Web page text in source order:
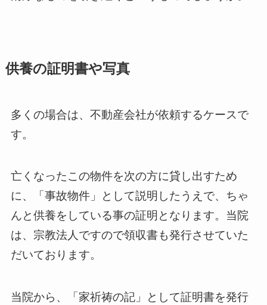
供養の証明書や写真
多くの場合は、不動産会社が依頼するケースで
す。
亡くなったこの物件を次の方に貸し出すため
に、「事故物件」として説明したうえで、ちゃ
んと供養をしている事の証明となります。当院
は、宗教法人ですので領収書も発行させていた
だいております。
当院から、「家祈祷の記」として証明書を発行